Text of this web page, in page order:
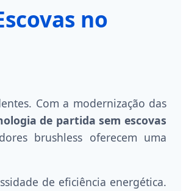
no
Com a modernização das
de partida sem escovas
brushless oferecem uma
de eficiência energética.